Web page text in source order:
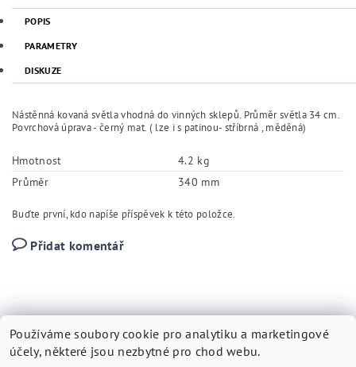
POPIS
PARAMETRY
DISKUZE
Nástěnná kovaná světla vhodná do vinných sklepů. Průměr světla 34 cm.
Povrchová úprava - černý mat. ( lze i s patinou- stříbrná , měděná)
Hmotnost
4.2 kg
Průměr
340 mm
Buďte první, kdo napíše příspěvek k této položce.
Přidat komentář
Kovárna Vytopil | Tvorbawebstranek.cz
Používáme soubory cookie pro analytiku a marketingové
účely, některé jsou nezbytné pro chod webu.